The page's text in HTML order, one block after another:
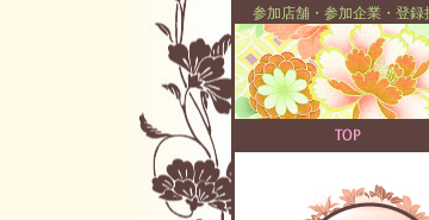
参加店舗・参加企業・登